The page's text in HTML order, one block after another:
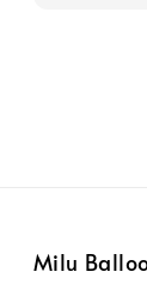
Milu